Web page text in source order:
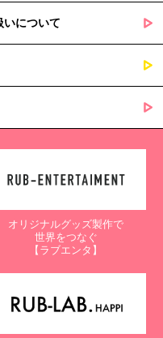
いについて
オリジナルグッズ製作で
世界をつなぐ
【ラブエンタ】